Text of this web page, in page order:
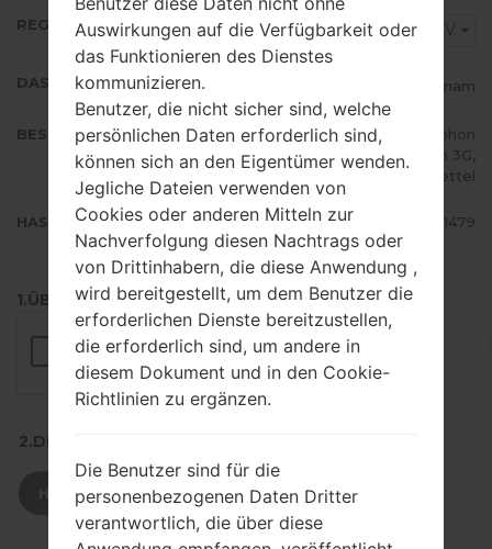
REGION XXV
DAS LAND Vietnam
BESCHREIBUNG
Beeline VN, VN Mobifone, Vinaphon
e, Vietnamobile, EVN Telecom 3G,
Viettel
HASH fee4f9ec92768d21699c2774ae261479
1.ÜBERPRÜFEN SIE AUF RECAPTCHA
2.DRÜCKEN SIE ZUM HERUNTERLADEN
HERUNTERLADEN
Auswirkungen auf die Verfügbarkeit oder
das Funktionieren des Dienstes
kommunizieren.
Benutzer, die nicht sicher sind, welche
persönlichen Daten erforderlich sind,
können sich an den Eigentümer wenden.
Jegliche Dateien verwenden von
Cookies oder anderen Mitteln zur
Nachverfolgung diesen Nachtrags oder
von Drittinhabern, die diese Anwendung ,
wird bereitgestellt, um dem Benutzer die
erforderlichen Dienste bereitzustellen,
die erforderlich sind, um andere in
diesem Dokument und in den Cookie-
Richtlinien zu ergänzen.
Die Benutzer sind für die
personenbezogenen Daten Dritter
verantwortlich, die über diese